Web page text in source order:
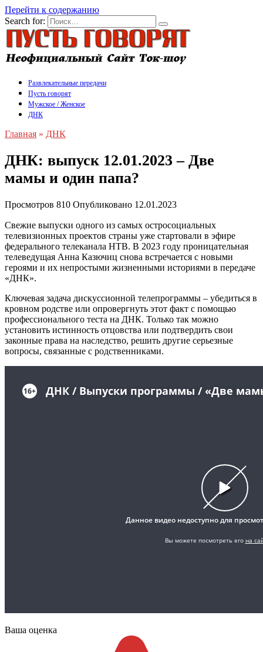
Перейти к содержанию
Search for:
Развлекательные передачи
Пусть говорят
Мужское / Женское
ДНК
Главная » ДНК
ДНК: выпуск 12.01.2023 – Две
мамы и один папа?
Просмотров 810 Опубликовано 12.01.2023
Свежие выпуски одного из самых остросоциальных
телевизионных проектов страны уже стартовали в эфире
федерального телеканала НТВ. В 2023 году проницательная
телеведущая Анна Казючиц снова встречается с новыми
героями и их непростыми жизненными историями в передаче
«ДНК».
Ключевая задача дискуссионной телепрограммы – убедиться в
кровном родстве или опровергнуть этот факт с помощью
профессионального теста на ДНК. Только так можно
установить истинность отцовства или подтвердить свои
законные права на наследство, решить другие серьезные
вопросы, связанные с родственниками.
Ваша оценка